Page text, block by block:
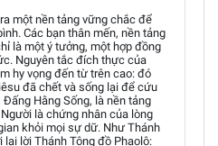
một nền tảng vững chắc để
Các bạn thân mến, nền tảng
là một ý tưởng, một hợp đồng
Nguyên tắc đích thực của
hy vọng đến từ trên cao: đó
đã chết và sống lại để cứu
Hằng Sống, là nền tảng
là chứng nhân của lòng
khỏi mọi sự dữ. Như Thánh
lời Thánh Tông đồ Phaolô: